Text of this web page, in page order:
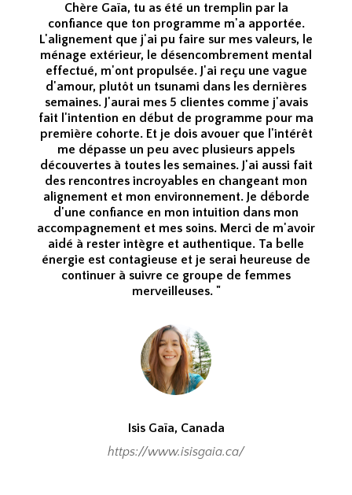
Chère Gaïa, tu as été un tremplin par la
confiance que ton programme m'a apportée.
L'alignement que j'ai pu faire sur mes valeurs, le
ménage extérieur, le désencombrement mental
effectué, m'ont propulsée. J'ai reçu une vague
d'amour, plutôt un tsunami dans les dernières
semaines. J'aurai mes 5 clientes comme j'avais
fait l'intention en début de programme pour ma
première cohorte. Et je dois avouer que l'intérêt
me dépasse un peu avec plusieurs appels
découvertes à toutes les semaines. J'ai aussi fait
des rencontres incroyables en changeant mon
alignement et mon environnement. Je déborde
d'une confiance en mon intuition dans mon
accompagnement et mes soins. Merci de m'avoir
aidé à rester intègre et authentique. Ta belle
énergie est contagieuse et je serai heureuse de
continuer à suivre ce groupe de femmes
merveilleuses. "
Isis Gaïa, Canada
https://www.isisgaia.ca/